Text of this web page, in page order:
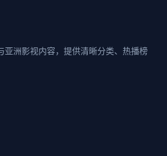
亚洲影视内容，提供清晰分类、热播榜